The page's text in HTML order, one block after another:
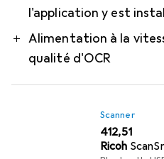
l'application y est
Alimentation à la
qualité d'OCR
Scanner
EUR
412,51
Ricoh